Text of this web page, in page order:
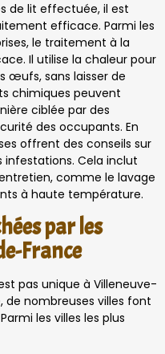
de lit effectuée, il est
efficace. Parmi les
le traitement à la
Il utilise la chaleur pour
œufs, sans laisser de
chimiques peuvent
ciblée par des
des occupants. En
offrent des conseils sur
Cela inclut
comme le lavage
à haute température.
par les
France
pas unique à Villeneuve-
de nombreuses villes font
les villes les plus